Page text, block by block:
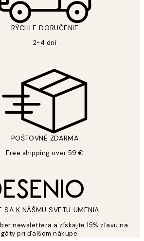
RÝCHLE DORUČENIE
2-4 dní
POŠTOVNÉ ZDARMA
Free shipping over 59 €
SA K NÁŠMU SVETU UMENIA
newslettera a získajte 15% zľavu na
pri ďalšom nákupe.